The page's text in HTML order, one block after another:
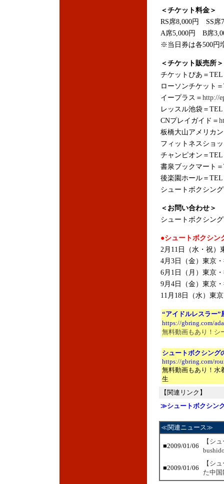
＜チケット料金＞
RS席8,000円 SS席
A席5,000円 B席
※当日券は各500円
＜チケット販売所＞
チケットぴあ＝TEL
ローソンチケット
イープラス＝ http://
レッスル池袋＝TEL
CNプレイガイド＝
板橋大山アメリカ
フィットネスショ
チャンピオン＝TEL
書泉ブックマート
後楽園ホール＝TEL
シュートボクシン
＜お問い合わせ＞
シュートボクシン
●シュートボクシン
2月11日（水・祝）
4月3日（金）東京
6月1日（月）東京
9月4日（金）東京
11月18日（水）東
“アイドルレスラー”
https://gbring.com/
無料動画もあり！シ
シュートボクシング
https://gbring.com/
無料動画もあり！水
生
【関連リンク】
≫シュートボクシン
≪関連ニュース≫
■2009/01/06
【シ
■2009/01/06
【シ
た中